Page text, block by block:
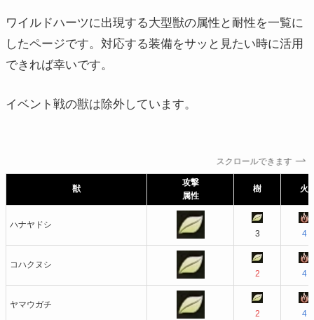
ワイルドハーツに出現する大型獣の属性と耐性を一覧に
したページです。対応する装備をサッと見たい時に活用
できれば幸いです。
イベント戦の獣は除外しています。
スクロールできます
獣
攻撃
属性
樹 火
ハナヤドシ
3
4
コハクヌシ
2
4
ヤマウガチ
2
4